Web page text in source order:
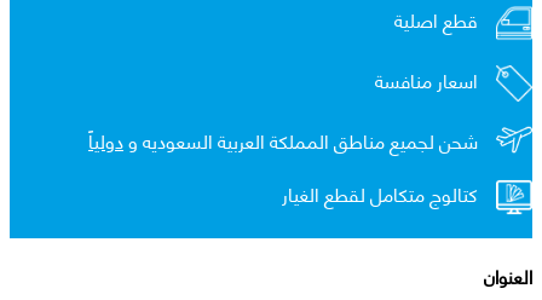
قطع اصلية
اسعار منافسة
شحن لجميع مناطق المملكة العربية السعوديه ودولياً
كتالوج متكامل لقطع الغيار
العنوان